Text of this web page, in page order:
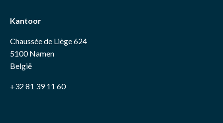
Kantoor
Chaussée de Liège 624
5100 Namen
België
+32 81 39 11 60